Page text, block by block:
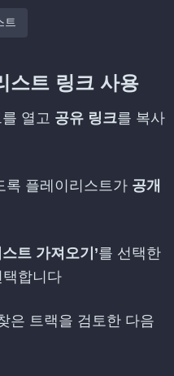
트
스트 링크 사용
열고 공유 링크를 복사
록 플레이리스트가 공개
트 가져오기’를 선택한
택합니다
은 트랙을 검토한 다음